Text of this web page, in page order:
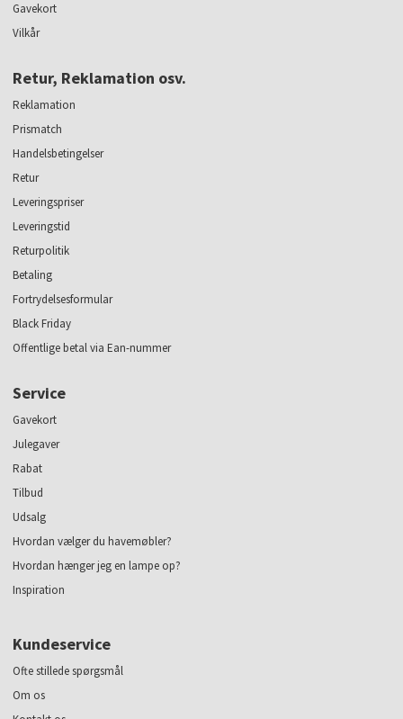
Gavekort
Vilkår
Retur, Reklamation osv.
Reklamation
Prismatch
Handelsbetingelser
Retur
Leveringspriser
Leveringstid
Returpolitik
Betaling
Fortrydelsesformular
Black Friday
Offentlige betal via Ean-nummer
Service
Gavekort
Julegaver
Rabat
Tilbud
Udsalg
Hvordan vælger du havemøbler?
Hvordan hænger jeg en lampe op?
Inspiration
Kundeservice
Ofte stillede spørgsmål
Om os